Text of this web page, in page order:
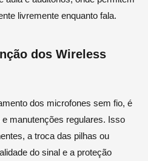
livremente enquanto fala.
dos Wireless
dos microfones sem fio, é
manutenções regulares. Isso
a troca das pilhas ou
do sinal e a proteção